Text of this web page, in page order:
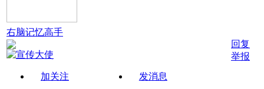
右脑记忆高手
加关注 发消息
回复
举报